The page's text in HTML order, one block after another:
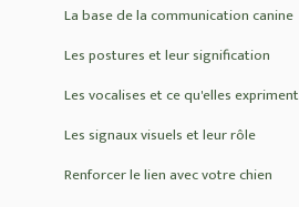
La base de la communication canine
Les postures et leur signification
Les vocalises et ce qu'elles expriment
Les signaux visuels et leur rôle
Renforcer le lien avec votre chien